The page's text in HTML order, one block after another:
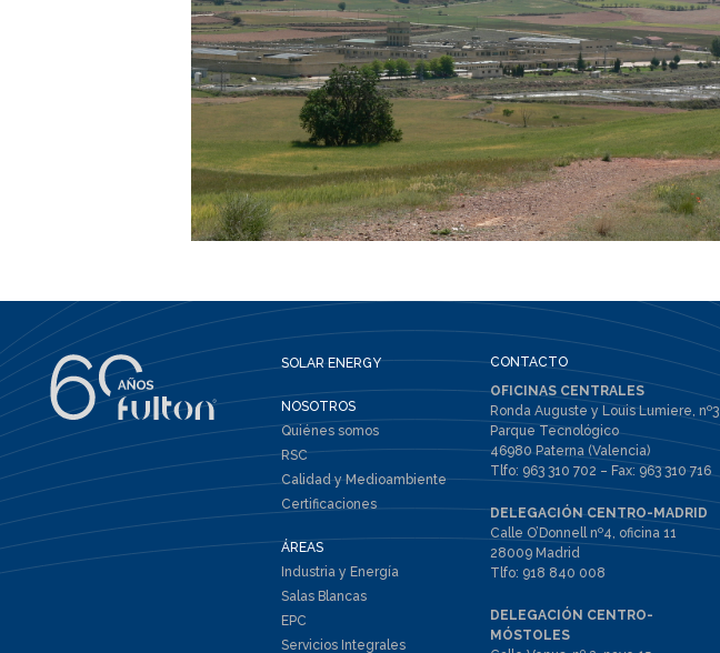
SOLAR ENERGY
NOSOTROS
Quiénes somos
RSC
Calidad y Medioambiente
Certificaciones
ÁREAS
Industria y Energía
Salas Blancas
EPC
Servicios Integrales
CONTACTO
OFICINAS CENTRALES
Ronda Auguste y Louis Lumiere, nº3
Parque Tecnológico
46980 Paterna (Valencia)
Tlfo: 963 310 702 – Fax: 963 310 716
DELEGACIÓN CENTRO-MADRID
Calle O’Donnell nº4, oficina 11
28009 Madrid
Tlfo: 918 840 008
DELEGACIÓN CENTRO-
MÓSTOLES